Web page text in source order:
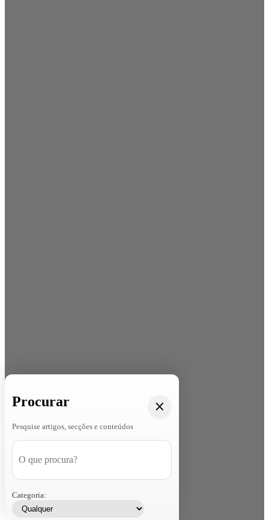
Procurar
Pesquise artigos, secções e conteúdos
Categoria: